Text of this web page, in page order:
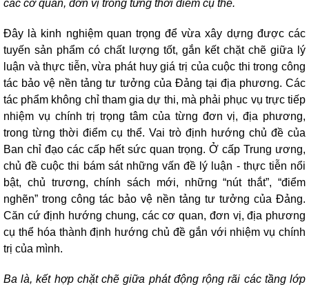
các cơ quan, đơn vị trong từng thời điểm cụ thể.
Đây là kinh nghiệm quan trọng để vừa xây dựng được các
tuyến sản phẩm có chất lượng tốt, gắn kết chặt chẽ giữa lý
luận và thực tiễn, vừa phát huy giá trị của cuộc thi trong công
tác bảo vệ nền tảng tư tưởng của Đảng tại địa phương. Các
tác phẩm không chỉ tham gia dự thi, mà phải phục vụ trực tiếp
nhiệm vụ chính trị trọng tâm của từng đơn vị, địa phương,
trong từng thời điểm cụ thể. Vai trò định hướng chủ đề của
Ban chỉ đạo các cấp hết sức quan trọng. Ở cấp Trung ương,
chủ đề cuộc thi bám sát những vấn đề lý luận - thực tiễn nổi
bật, chủ trương, chính sách mới, những “nút thắt”, “điểm
nghẽn” trong công tác bảo vệ nền tảng tư tưởng của Đảng.
Căn cứ định hướng chung, các cơ quan, đơn vị, địa phương
cụ thể hóa thành định hướng chủ đề gắn với nhiệm vụ chính
trị của mình.
Ba là, kết hợp chặt chẽ giữa phát động rộng rãi các tầng lớp